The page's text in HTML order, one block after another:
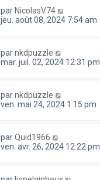
par NicolasV74
jeu. août 08, 2024 7:54 am
parnkdpuzzle
mar. juil. 02, 2024 12:31 pm
parnkdpuzzle
ven. mai 24, 2024 1:15 pm
parQuid1966
ven. avr. 26, 2024 12:22 pm